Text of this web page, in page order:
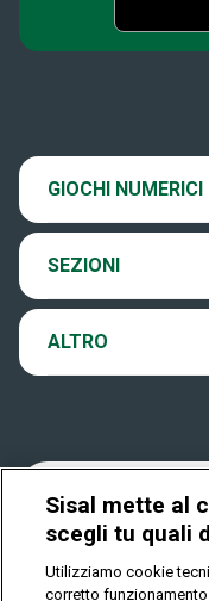
GIOCHI NUMERICI
Eurojackpot
VinciCasa
Play Your Date
SEZIONI
Ultima estrazione
Archivio estrazioni
Verifica vincite
News
ALTRO
Contatti
Notifiche
Cookies
Privacy
Sisal mette al
scegli tu quali
Utilizziamo cookie
corretto